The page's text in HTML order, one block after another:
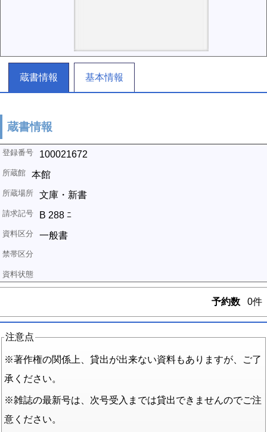
蔵書情報 基本情報
蔵書情報
100021672
本館
文庫・新書
B 288 ﾆ
一般書
予約数 0件
注意点
※著作権の関係上、貸出が出来ない資料もありますが、ご了
承ください。
※雑誌の最新号は、次号受入までは貸出できませんのでご注
意ください。